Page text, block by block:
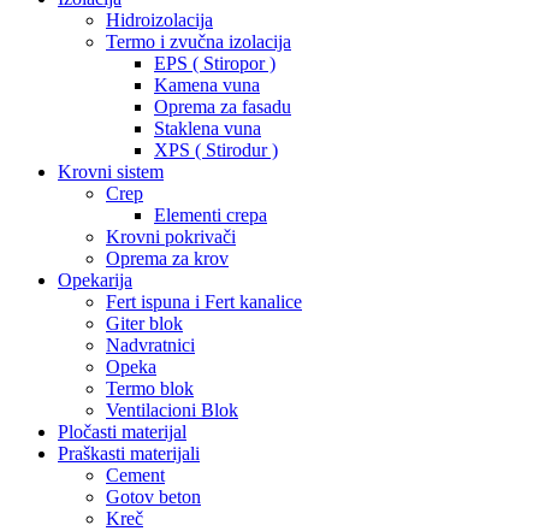
Hidroizolacija
Termo i zvučna izolacija
EPS ( Stiropor )
Kamena vuna
Oprema za fasadu
Staklena vuna
XPS ( Stirodur )
Krovni sistem
Crep
Elementi crepa
Krovni pokrivači
Oprema za krov
Opekarija
Fert ispuna i Fert kanalice
Giter blok
Nadvratnici
Opeka
Termo blok
Ventilacioni Blok
Pločasti materijal
Praškasti materijali
Cement
Gotov beton
Kreč